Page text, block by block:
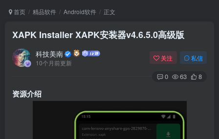
Linux软件 Android软件
首页 精品软件 Android软件 正文
XAPK Installer XAPK安装器v4.6.5.0高级版
科技美南
10个月前更新
关注 私信
0 63 8
资源介绍